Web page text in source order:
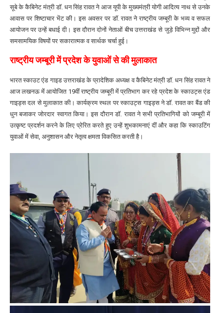
सूबे के कैबिनेट मंत्री डॉ. धन सिंह रावत ने आज यूपी के मुख्यमंत्री योगी आदित्य नाथ से उनके
आवास पर शिष्टाचार भेंट की। इस अवसर पर डॉ. रावत ने राष्ट्रीय जम्बूरी के भव्य व सफल
आयोजन पर उन्हें बधाई दी। इस दौरान दोनों नेताओं बीच उत्तराखंड से जुड़े विभिन्न मुद्दों और
समसामयिक विषयों पर सकारात्मक व सार्थक चर्चा हुई।
राष्ट्रीय जम्बूरी में प्रदेश के युवाओं से की मुलाकात
भारत स्काउट एंड गाइड उत्तराखंड के प्रादेशिक अध्यक्ष व कैबिनेट मंत्री डॉ. धन सिंह रावत ने
आज लखनऊ में आयोजित 19वीं राष्ट्रीय जम्बूरी में प्रतिभाग कर रहे प्रदेश के स्काउट्स एंड
गाइड्स दल से मुलाकात की। कार्यक्रम स्थल पर स्काउट्स गाइड्स ने डॉ. रावत का बैंड की
धुन बजाकर जोरदार स्वागत किया। इस दौरान डॉ. रावत ने सभी प्रतिभागियों को जम्बूरी में
उत्कृष्ट प्रदर्शन करने के लिए प्रेरित करते हुए उन्हें शुभकामनाएं दीं और कहा कि स्काउटिंग
युवाओं में सेवा, अनुशासन और नेतृत्व क्षमता विकसित करती है।